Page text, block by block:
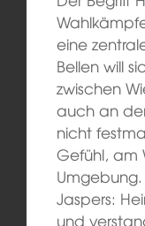
eine
Bellen will
zwischen
auch an
nicht
Gefühl, am
Jaspers:
und